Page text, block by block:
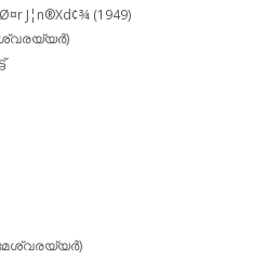
J¦n®Xd¢¾ (1949)